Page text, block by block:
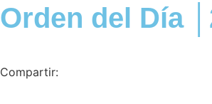
Orden del Día
Compartir: